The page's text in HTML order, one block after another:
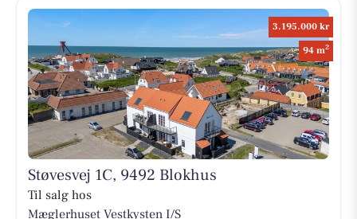
3.195.000 kr
94 m2
Støvesvej 1C, 9492 Blokhus
Til salg hos
Mæglerhuset Vestkysten I/S